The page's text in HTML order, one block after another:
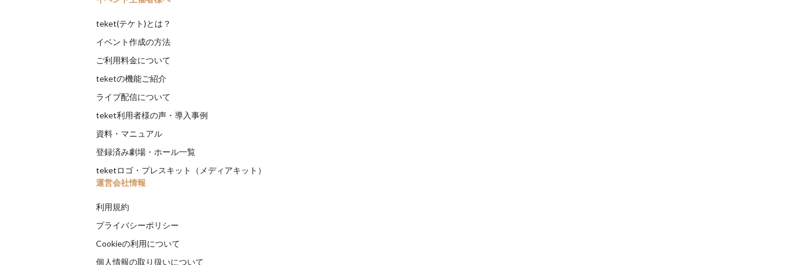
teket(テケト)とは？
イベント作成の方法
ご利用料金について
teketの機能ご紹介
ライブ配信について
teket利用者様の声・導入事例
資料・マニュアル
登録済み劇場・ホール一覧
teketロゴ・プレスキット（メディアキット）
運営会社情報
利用規約
プライバシーポリシー
Cookieの利用について
個人情報の取り扱いについて